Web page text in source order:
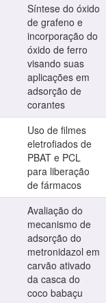
Síntese do óxido
de grafeno e
incorporação do
óxido de ferro
visando suas
aplicações em
adsorção de
corantes
Uso de filmes
eletrofiados de
PBAT e PCL
para liberação
de fármacos
Avaliação do
mecanismo de
adsorção do
metronidazol em
carvão ativado
da casca do
coco babaçu